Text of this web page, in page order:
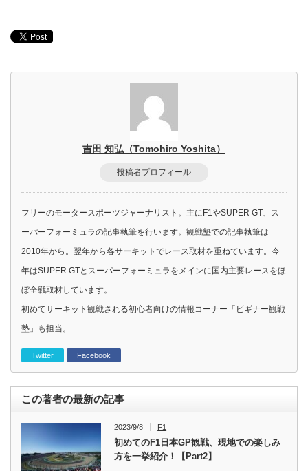
吉田 知弘（Tomohiro Yoshita）
投稿者プロフィール
フリーのモータースポーツジャーナリスト。主にF1やSUPER GT、ス
ーパーフォーミュラの記事執筆を行います。観戦塾での記事執筆は
2010年から。翌年から各サーキットでレース取材を重ねています。今
年はSUPER GTとスーパーフォーミュラをメインに国内主要レースをほ
ぼ全戦取材しています。
初めてサーキット観戦される初心者向けの情報コーナー「ビギナー観戦
塾」も担当。
Twitter Facebook
この著者の最新の記事
2023/9/8 F1
初めてのF1日本GP観戦、現地での楽しみ
方を一挙紹介！【Part2】